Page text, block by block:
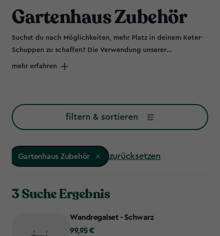
Gartenhaus Zubehör
Suchst du nach Möglichkeiten, mehr Platz in deinem Keter-
Schuppen zu schaffen? Die Verwendung unserer
maßgeschneiderten Regaloptionen bietet dir die perfekte
mehr erfahren
filtern & sortieren
Gartenhaus Zubehör zurücksetzen
3 Suche Ergebnis
Wandregalset - Schwarz
99,95
99,95 €